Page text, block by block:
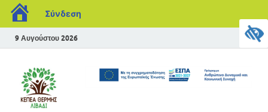
Σύνδεση
9 Αυγούστου 2026